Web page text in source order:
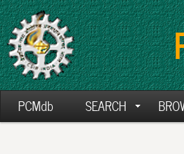
PCMdb SEARCH